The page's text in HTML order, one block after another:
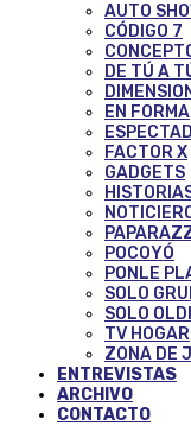
AUTO
CÓDIGO 7
DE TÚ A
EN FORMA
FACTOR X
GADGETS
POCOYÓ
PONLE
SOLO
SOLO
TV HOGAR
ZONA DE
ENTREVISTAS
ARCHIVO
CONTACTO